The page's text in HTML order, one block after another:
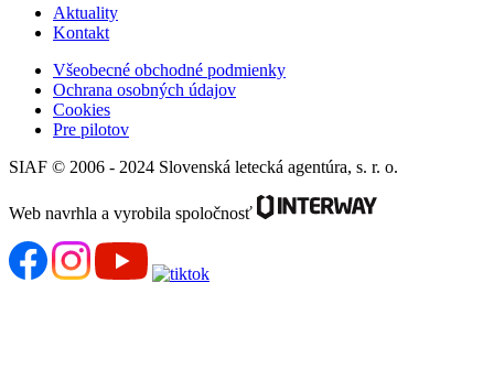
Aktuality
Kontakt
Všeobecné obchodné podmienky
Ochrana osobných údajov
Cookies
Pre pilotov
SIAF © 2006 - 2024 Slovenská letecká agentúra, s. r. o.
Web navrhla a vyrobila spoločnosť